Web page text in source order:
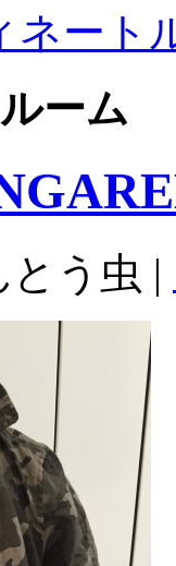
ネート
ーム
とう虫 |